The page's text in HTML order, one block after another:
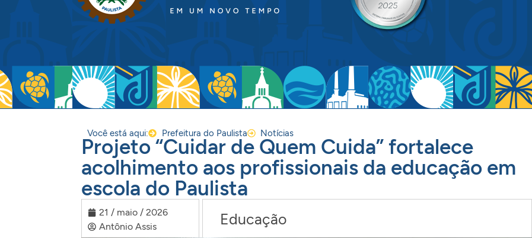
Você está aqui: Prefeitura do Paulista Notícias
Projeto “Cuidar de Quem Cuida” fortalece
acolhimento aos profissionais da educação em
escola do Paulista
21 / maio / 2026
Antônio Assis
Educação